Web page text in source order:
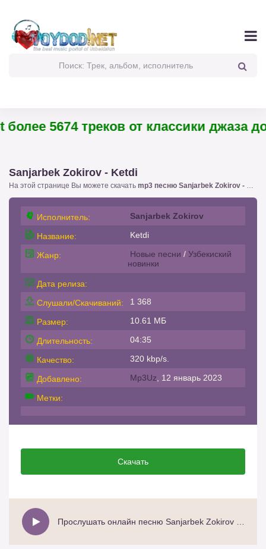
5674 треков от классики джаза до
Sanjarbek Zokirov - Ketdi
На этой странице Вы можете скачать mp3 песню Sanjarbek Zokirov - Ketdi
Исполнитель: Sanjarbek Zokirov
Название: Ketdi
Жанр: Новые песни / Узбекиский
новинки
Дата релиза:
Слушали/Скачиваний:
1 368
Размер: 10.61 МБ
Длительность: 04:35
Качество: 320 kbp/s.
Добавлено: Mp3Uz , 12 январь 2023
Метки:
Скачать